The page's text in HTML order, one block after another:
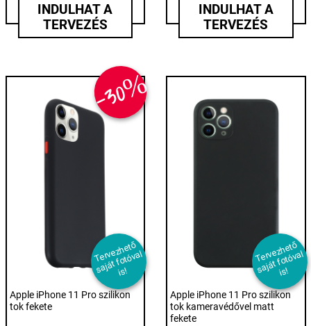
INDULHAT A
TERVEZÉS
INDULHAT A
TERVEZÉS
-30%
T
er
v
e
z
h
et
ő
s
aj
át f
ot
ó
v
al
i
s!
Apple iPhone 11 Pro szilikon
tok fekete
T
er
v
e
z
h
et
ő
s
aj
át f
ot
ó
v
al
i
s!
Apple iPhone 11 Pro szilikon
tok kameravédővel matt
fekete